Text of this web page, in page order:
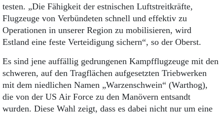
testen. „Die Fähigkeit der estnischen Luftstreitkräfte,
Flugzeuge von Verbündeten schnell und effektiv zu
Operationen in unserer Region zu mobilisieren, wird
Estland eine feste Verteidigung sichern“, so der Oberst.
Es sind jene auffällig gedrungenen Kampfflugzeuge mit den
schweren, auf den Tragflächen aufgesetzten Triebwerken
mit dem niedlichen Namen „Warzenschwein“ (Warthog),
die von der US Air Force zu den Manövern entsandt
wurden. Diese Wahl zeigt, dass es dabei nicht nur um eine